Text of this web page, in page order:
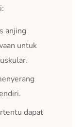
anjing
untuk
dapat